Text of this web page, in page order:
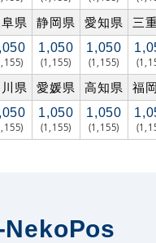
県 静岡県 愛知県 三
1,050
(1,155)
1,050
(1,155)
県 愛媛県 高知県 福
1,050
(1,155)
1,050
(1,155)
NekoPos